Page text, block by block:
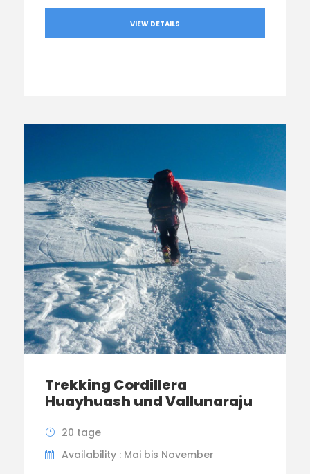
VIEW DETAILS
Trekking Cordillera
Huayhuash und Vallunaraju
20 tage
Availability : Mai bis November